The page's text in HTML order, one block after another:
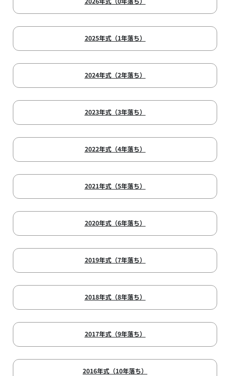
2025年式（1年落ち）
2024年式（2年落ち）
2023年式（3年落ち）
2022年式（4年落ち）
2021年式（5年落ち）
2020年式（6年落ち）
2019年式（7年落ち）
2018年式（8年落ち）
2017年式（9年落ち）
2016年式（10年落ち）